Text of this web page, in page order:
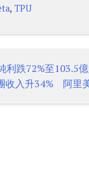
, TPU
利跌72%至103.5
收入升34% 阿里